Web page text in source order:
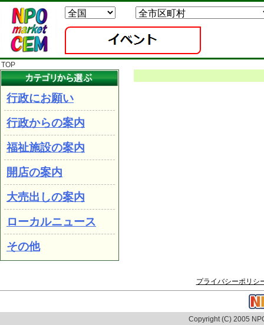
TOP
行政にお願い
行政からの案内
福祉施設の案内
開店の案内
大売出しの案内
ローカルニュース
その他
プライバシーポリシ
Copyright (C) 2005